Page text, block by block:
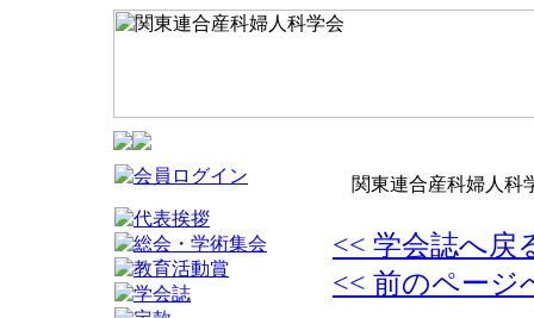
関東連合産科婦人科
<< 学会誌へ戻
<< 前のページ